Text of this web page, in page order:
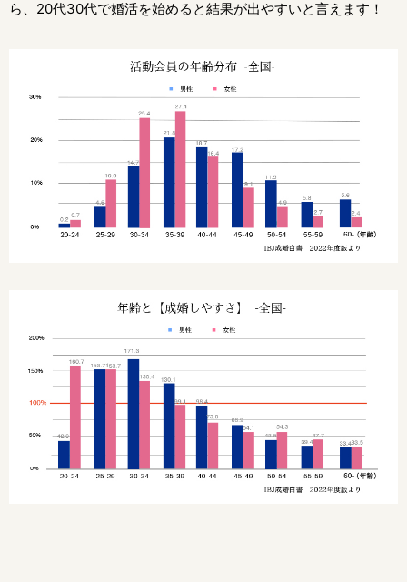
ら、20代30代で婚活を始めると結果が出やすいと言えます！